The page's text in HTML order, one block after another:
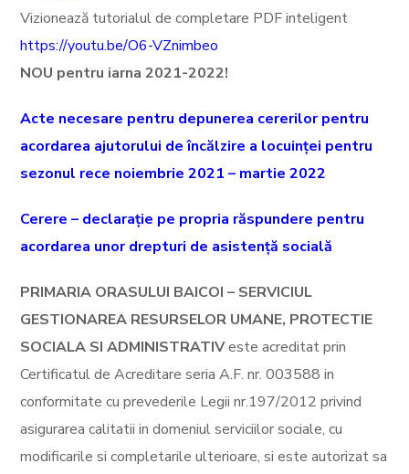
Vizionează tutorialul de completare PDF inteligent
https://youtu.be/O6-VZnimbeo
NOU pentru iarna 2021-2022!
Acte necesare pentru depunerea cererilor pentru
acordarea ajutorului de încălzire a locuinței pentru
sezonul rece noiembrie 2021 – martie 2022
Cerere – declarație pe propria răspundere pentru
acordarea unor drepturi de asistență socială
PRIMARIA ORASULUI BAICOI – SERVICIUL
GESTIONAREA RESURSELOR UMANE, PROTECTIE
SOCIALA SI ADMINISTRATIVeste acreditat prin
Certificatul de Acreditare seria A.F. nr. 003588 in
conformitate cu prevederile Legii nr.197/2012 privind
asigurarea calitatii in domeniul serviciilor sociale, cu
modificarile si completarile ulterioare, si este autorizat sa